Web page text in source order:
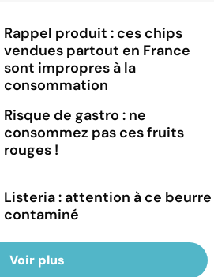
Rappel produit : ces chips
vendues partout en France
sont impropres à la
consommation
Risque de gastro : ne
consommez pas ces fruits
rouges !
Listeria : attention à ce beurre
contaminé
Voir plus